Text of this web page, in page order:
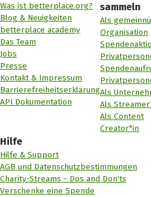
Was ist betterplace.org?
Blog & Neuigkeiten
betterplace academy
Das Team
Jobs
Presse
Kontakt & Impressum
Barrierefreiheitserklärung
API Dokumentation
sammeln
Als
Organisation
Als
Als
Als Content
Creator*in
Hilfe
Hilfe & Support
AGB und Datenschutzbestimmungen
Charity-Streams - Dos and Don'ts
Verschenke eine Spende